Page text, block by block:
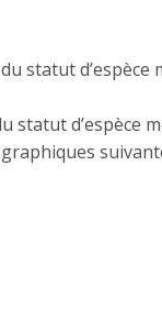
statut d’espèce
statut d’espèce